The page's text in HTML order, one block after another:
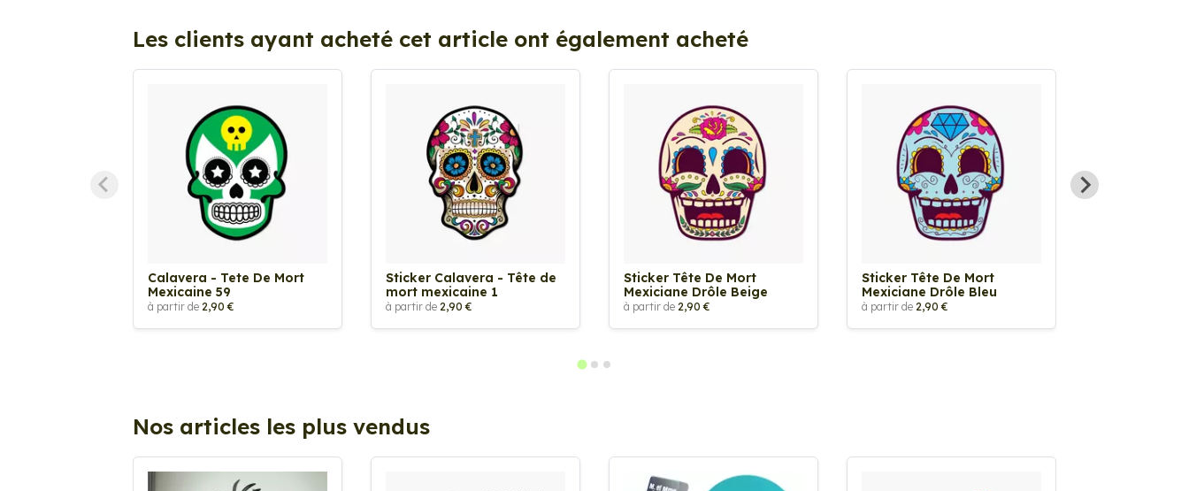
Les clients ayant acheté cet article ont également acheté
Calavera - Tete De Mort
Mexicaine 59
à partir de 2,90 €
Sticker Calavera - Tête de
mort mexicaine 1
à partir de 2,90 €
Sticker Tête De Mort
Mexiciane Drôle Beige
à partir de 2,90 €
Sticker Tête De Mort
Mexiciane Drôle Bleu
à partir de 2,90 €
Nos articles les plus vendus